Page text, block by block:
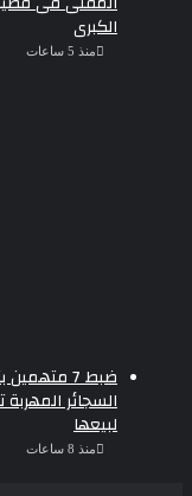
الكبرى
منذ 5 ساعات
ضبط 7
السجائر المهربة
لبيعها
منذ 8 ساعات